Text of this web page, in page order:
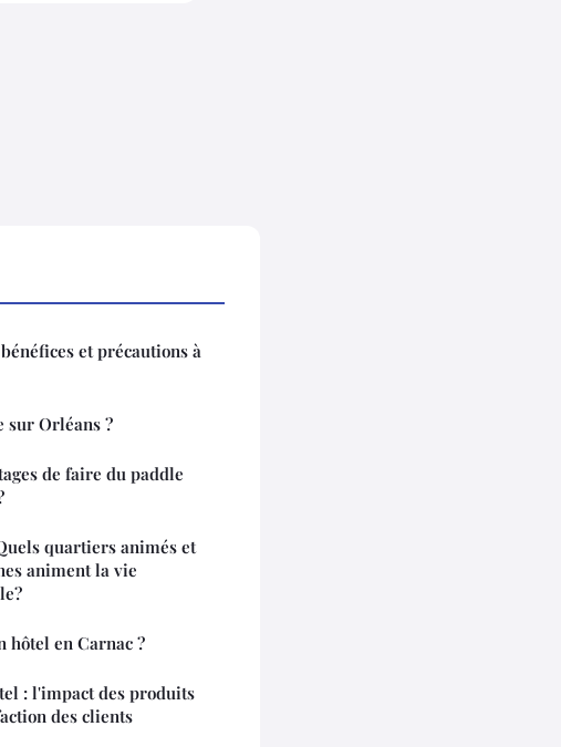
et précautions à
sur Orléans ?
de faire du paddle
quartiers animés et
animent la vie
hôtel en Carnac ?
: l'impact des produits
des clients